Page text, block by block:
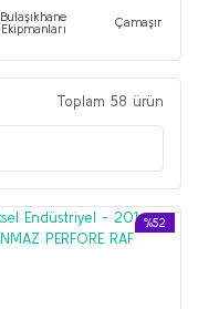
Bulaşıkhane
Ekipmanları
Çamaşırhane
Toplam 58 ürün
%52